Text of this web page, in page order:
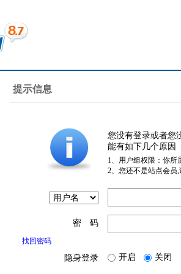
提示信息
您没有登录或者您
能有如下几个原因
1、用户组权限：你所
2、您还不是站点会员
密 码
找回密码
隐身登录 开启 关闭